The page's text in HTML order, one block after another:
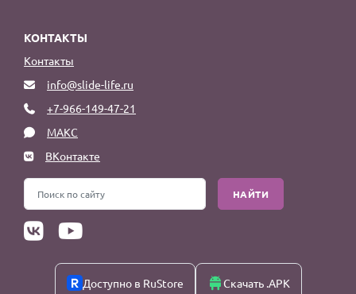
КОНТАКТЫ
Контакты
info@slide-life.ru
+7-966-149-47-21
МАКС
ВКонтакте
НАЙТИ
Доступно в RuStore Скачать .APK